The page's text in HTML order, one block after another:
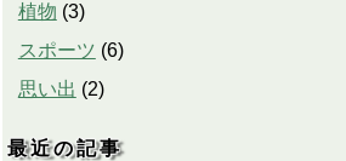
植物 (3)
スポーツ (6)
思い出 (2)
最近の記事